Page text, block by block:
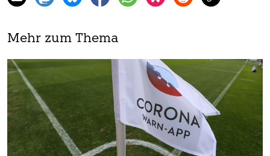
Mehr zum Thema